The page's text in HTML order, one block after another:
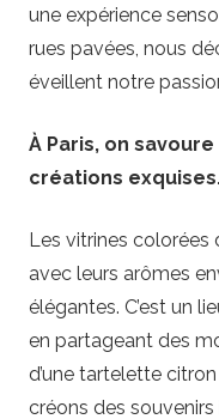
une expérience
rues pavées, nous
éveillent notre
À Paris, on
créations
Les vitrines colorées
avec leurs arômes
élégantes. C’est un
en partageant des
d’une tartelette
créons des